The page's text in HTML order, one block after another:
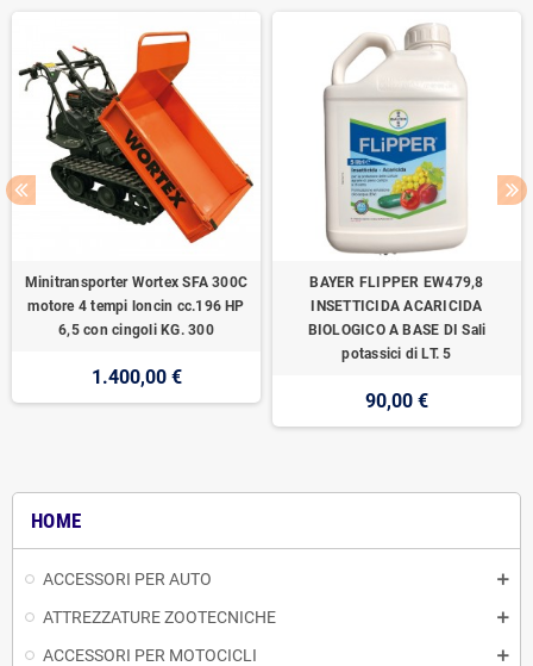
HOME
ACCESSORI PER AUTO
ATTREZZATURE ZOOTECNICHE
ACCESSORI PER MOTOCICLI
Minitransporter Wortex SFA 300C
motore 4 tempi loncin cc.196 HP
6,5 con cingoli KG. 300
1.400,00 €
BAYER FLIPPER EW479,8
INSETTICIDA ACARICIDA
BIOLOGICO A BASE DI Sali
potassici di LT. 5
90,00 €